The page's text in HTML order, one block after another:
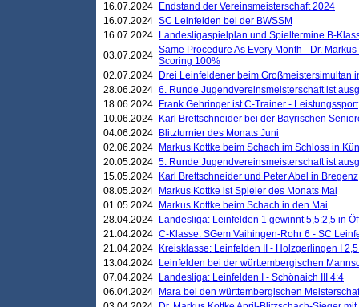
16.07.2024
Endstand der Vereinsmeisterschaft 2024
16.07.2024 SC Leinfelden bei der BWSSM
16.07.2024
Landesligaspielplan und Spieltermine B-
03.07.2024 Same Procedure As Every Month - Dr.
Scoring 100%
02.07.2024
Drei Leinfeldener beim Großmeistersimultan
28.06.2024 6. Runde Jugendvereinsmeisterschaft ist
18.06.2024
Frank Gehringer ist C-Trainer - Leistungssport
10.06.2024
Karl Brettschneider bei der Bayrischen
04.06.2024
Blitzturnier des Monats Juni
02.06.2024
Markus Kottke beim Schach im Schloss in
20.05.2024 5. Runde Jugendvereinsmeisterschaft ist
15.05.2024
Karl Brettschneider und Peter Abel in Bregenz
08.05.2024
Markus Kottke ist Spieler des Monats Mai
01.05.2024
Markus Kottke beim Schach in den Mai
28.04.2024
Landesliga: Leinfelden 1 gewinnt 5,5:2,5 in
21.04.2024 C-Klasse: SGem Vaihingen-Rohr 6 - SC
21.04.2024
Kreisklasse: Leinfelden II - Holzgerlingen I
13.04.2024
Leinfelden bei der württembergischen
07.04.2024
Landesliga: Leinfelden I - Schönaich III 4:4
06.04.2024
Mara bei den württembergischen